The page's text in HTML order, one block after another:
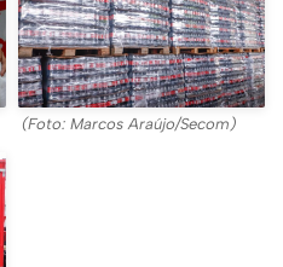
(Foto: Marcos Araújo/Secom)